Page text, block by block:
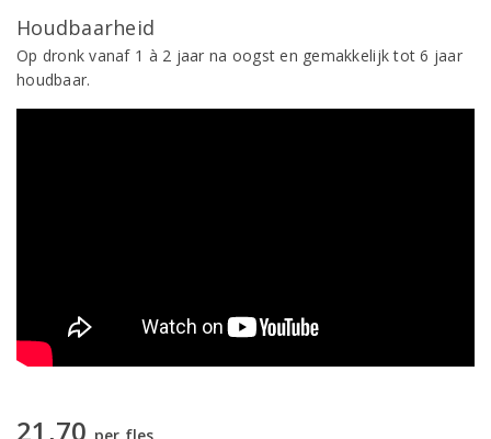
Houdbaarheid
Op dronk vanaf 1 à 2 jaar na oogst en gemakkelijk tot 6 jaar
houdbaar.
21,70